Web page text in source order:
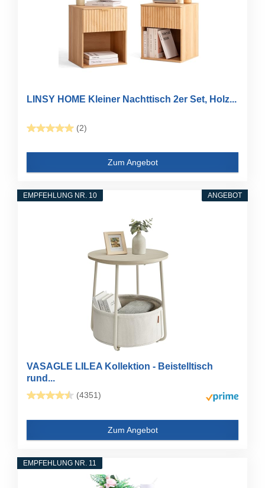
LINSY HOME Kleiner Nachttisch 2er Set, Holz...
(2)
Zum Angebot
ANGEBOT
EMPFEHLUNG NR. 10
VASAGLE LILEA Kollektion - Beistelltisch
rund...
(4351)
Zum Angebot
EMPFEHLUNG NR. 11